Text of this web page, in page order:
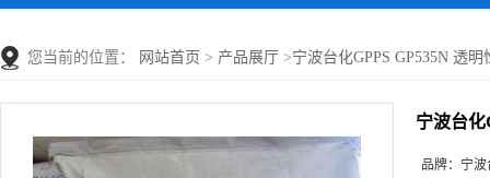
您当前的位置： 网站首页 > 产品展厅 >宁波台化GPPS GP535N 透明
宁波台化
品牌： 宁波